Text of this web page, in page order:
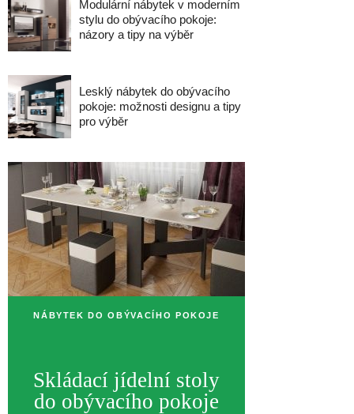
Modulární nábytek v moderním
stylu do obývacího pokoje:
názory a tipy na výběr
Lesklý nábytek do obývacího
pokoje: možnosti designu a tipy
pro výběr
NÁBYTEK DO OBÝVACÍHO POKOJE
Skládací jídelní stoly
do obývacího pokoje